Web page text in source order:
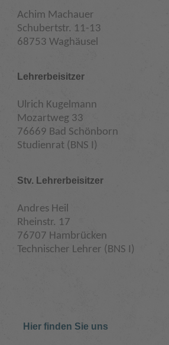
Achim Machauer
Schubertstr. 11-13
68753 Waghäusel
Lehrerbeisitzer
Ulrich Kugelmann
Mozartweg 33
76669 Bad Schönborn
Studienrat (BNS I)
Stv. Lehrerbeisitzer
Andres Heil
Rheinstr. 17
76707 Hambrücken
Technischer Lehrer (BNS I)
Hier finden Sie uns